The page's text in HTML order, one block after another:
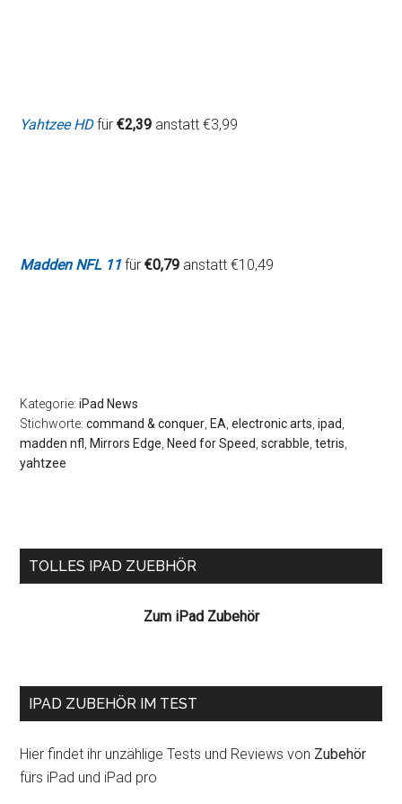
Yahtzee HD für€2,39 anstatt €3,99
Madden NFL 11für €0,79 anstatt €10,49
Kategorie:iPad News
Stichworte:command & conquer EA ,electronic arts ,ipad
madden nfl
Mirrors Edge Need for Speed ,scrabble ,tetris
yahtzee
Seitenspalte
TOLLES IPAD ZUEBHÖR
Zum iPad Zubehör
IPAD ZUBEHÖR IM TEST
Hier findet ihr unzählige Tests und Reviews von Zubehör
fürs iPad und iPad pro